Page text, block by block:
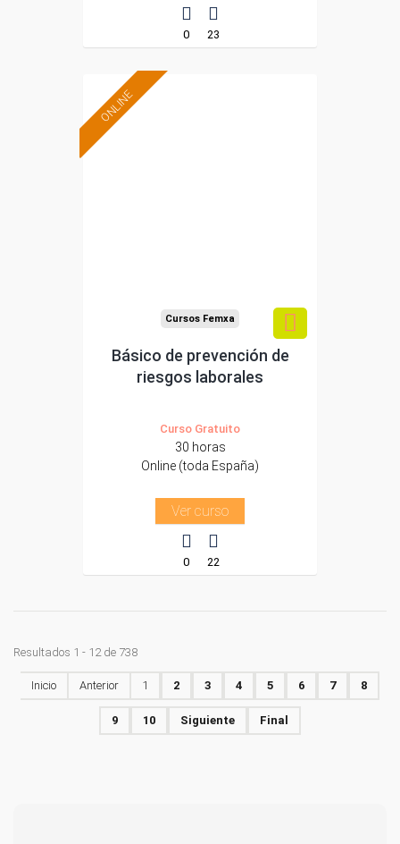
0 23
ONLINE
Cursos Femxa
Básico de prevención de
riesgos laborales
Curso Gratuito
30 horas
Online (toda España)
Ver curso
0 22
Resultados 1 - 12 de 738
Inicio Anterior 1 2 3 4 5 6 7 8
9 10 Siguiente Final